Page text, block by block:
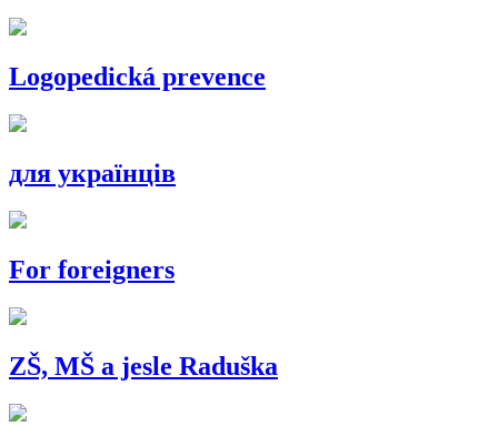
Logopedická prevence
для українців
For foreigners
ZŠ, MŠ a jesle Raduška